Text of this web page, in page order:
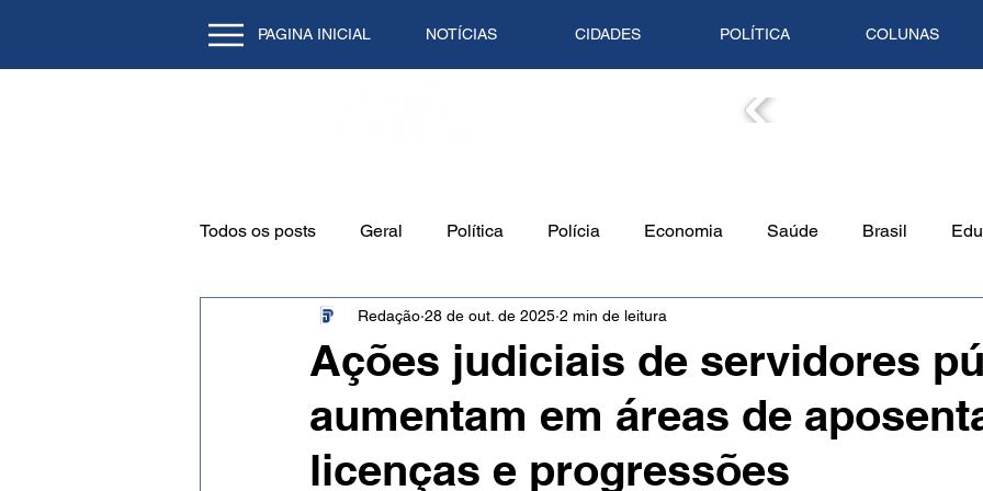
PAGINA INICIAL NOTÍCIAS CIDADES POLÍTICA COLUNAS
Todos os posts Geral Política Polícia Economia Saúde Brasil
Cidade Meio Ambiente Empreendedorismo
Natal/RN Tecnologia Tempo Artigo Mundo Trânsito Mente em
Ações judiciais de servidores
aumentam em áreas de
licenças e progressões
Redação 28 de out. de 2025 2 min de leitura